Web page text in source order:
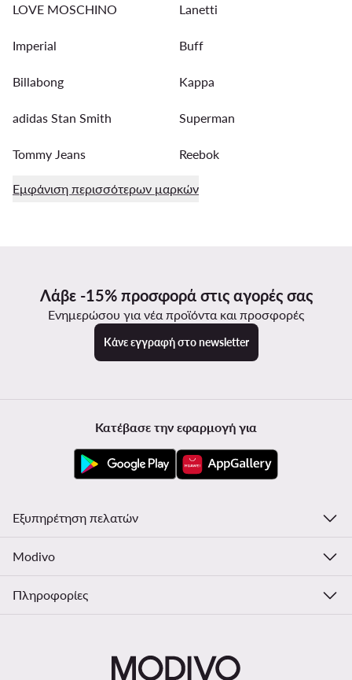
LOVE MOSCHINO Lanetti
Imperial Buff
Billabong Kappa
adidas Stan Smith Superman
Tommy Jeans Reebok
Εμφάνιση περισσότερων μαρκών
Λάβε -15% προσφορά στις αγορές σας
Ενημερώσου για νέα προϊόντα και προσφορές
Κάνε εγγραφή στο newsletter
Κατέβασε την εφαρμογή για
Εξυπηρέτηση πελατών
Modivo
Πληροφορίες